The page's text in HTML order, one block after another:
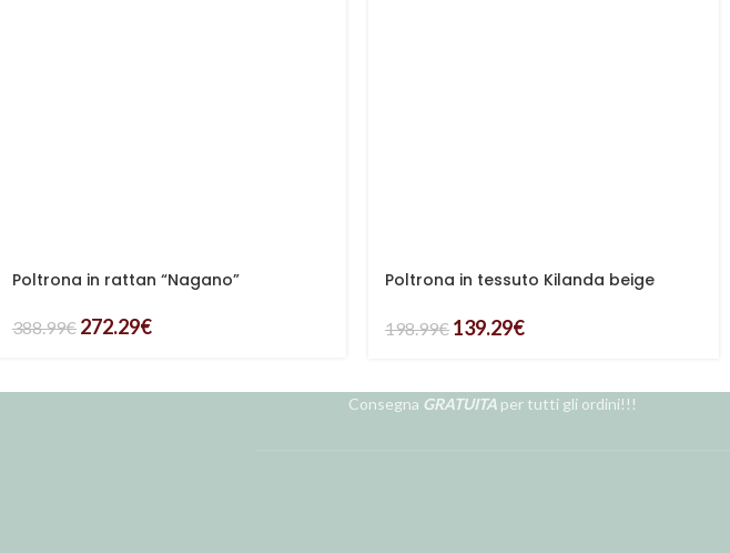
Poltrona in rattan “Nagano”
388.99€ 272.29€
Poltrona in tessuto Kilanda beige
198.99€ 139.29€
Consegna GRATUITA per tutti gli ordini!!!